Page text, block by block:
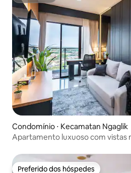
Condomínio ⋅ Kecamatan Ngaglik
Apartamento luxuoso com vistas
Preferido dos hóspedes